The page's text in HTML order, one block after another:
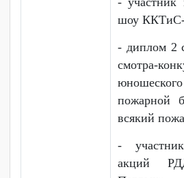
-
ККТиС